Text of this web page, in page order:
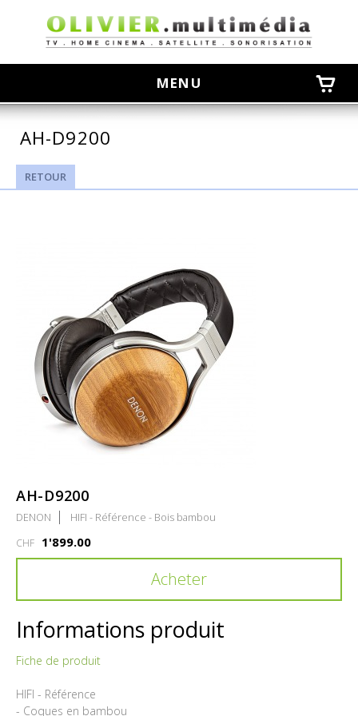
MENU
AH-D9200
RETOUR
AH-D9200
DENON
HIFI - Référence - Bois bambou
CHF 1'899.00
Acheter
Informations produit
Fiche de produit
HIFI - Référence
- Coques en bambou